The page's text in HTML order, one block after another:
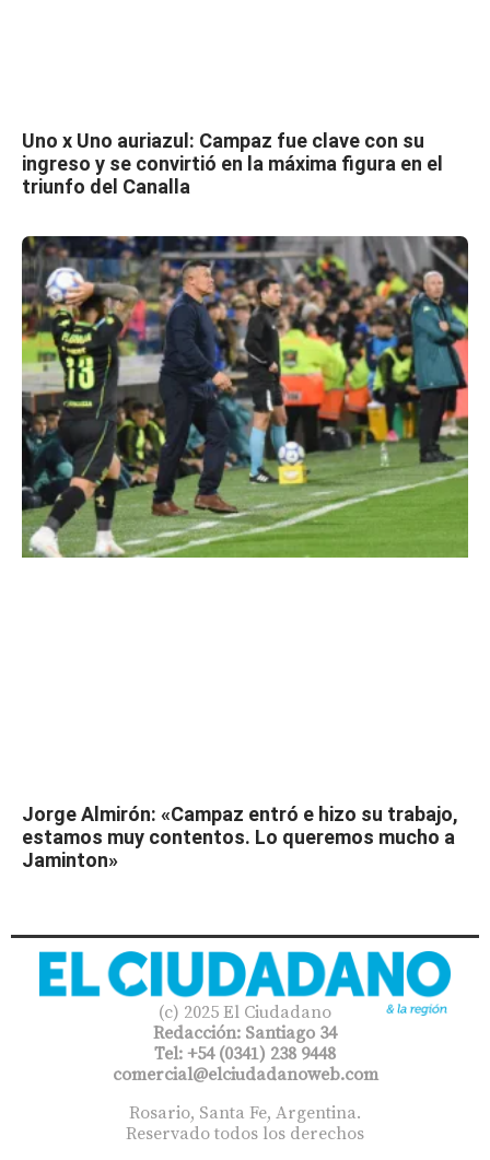
Uno x Uno auriazul: Campaz fue clave con su
ingreso y se convirtió en la máxima figura en el
triunfo del Canalla
Jorge Almirón: «Campaz entró e hizo su trabajo,
estamos muy contentos. Lo queremos mucho a
Jaminton»
(c) 2025 El Ciudadano
Redacción: Santiago 34
Tel: +54 (0341) 238 9448
comercial@elciudadanoweb.com​
Rosario, Santa Fe, Argentina.
Reservado todos los derechos